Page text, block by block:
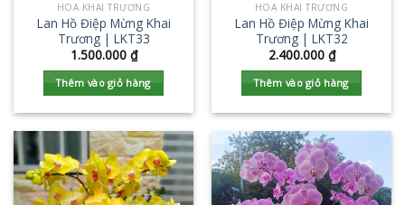
HOA KHAI TRƯƠNG
Lan Hồ Điệp Mừng Khai
Trương | LKT33
1.500.000 ₫
Thêm vào giỏ hàng
HOA KHAI TRƯƠNG
Lan Hồ Điệp Mừng Khai
Trương | LKT32
2.400.000 ₫
Thêm vào giỏ hàng